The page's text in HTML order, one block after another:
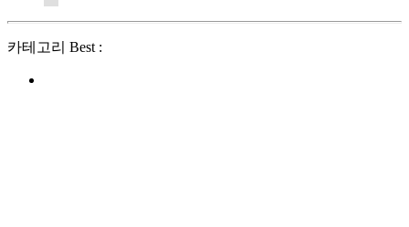
카테고리 Best :